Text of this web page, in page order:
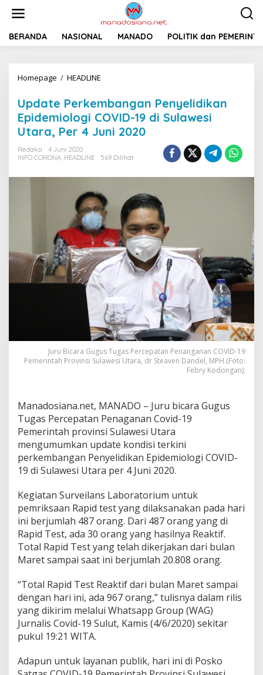
t
BERANDA NASIONAL MANADO POLITIK dan
Homepage / HEADLINE
d
a
t
e
r
m
b
a
n
g
a
n
P
n
y
e
i
d
i
k
p
i
e
m
i
o
g
i
C
O
V
I
D
1
9
d
i
S
a
w
Update Perkembangan Penyelidikan
Epidemiologi COVID-19 di Sulawesi
Utara, Per 4 Juni 2020
Redaksi
4 Juni 2020
INFO CORONA, HEADLINE 569 Dilihat
Juru Bicara Gugus Tugas Percepatan Penanganan COVID-19
Pemerintah Provinsi Sulawesi Utara, dr Steaven Dandel, MPH.(Foto:
Febry Kodongan).
Manadosiana.net, MANADO – Juru bicara Gugus
Tugas Percepatan Penaganan Covid-19
Pemerintah provinsi Sulawesi Utara
mengumumkan update kondisi terkini
perkembangan Penyelidikan Epidemiologi COVID-
19 di Sulawesi Utara per 4 Juni 2020.
Kegiatan Surveilans Laboratorium untuk
pemriksaan Rapid test yang dilaksanakan pada hari
ini berjumlah 487 orang. Dari 487 orang yang di
Rapid Test, ada 30 orang yang hasilnya Reaktif.
Total Rapid Test yang telah dikerjakan dari bulan
Maret sampai saat ini berjumlah 20.808 orang.
“Total Rapid Test Reaktif dari bulan Maret sampai
dengan hari ini, ada 967 orang,” tulisnya dalam rilis
yang dikirim melalui Whatsapp Group (WAG)
Jurnalis Covid-19 Sulut, Kamis (4/6/2020) sekitar
pukul 19:21 WITA.
Adapun untuk layanan publik, hari ini di Posko